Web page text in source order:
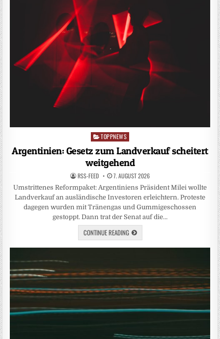
Posted
TOPPNEWS
Argentinien: Gesetz zum Landverkauf scheitert
weitgehend
RSS-FEED 7. AUGUST 2026
Umstrittenes Reformpaket: Argentiniens Präsident Milei wollte
Landverkauf an ausländische Investoren erleichtern. Proteste
dagegen wurden mit Tränengas und Gummigeschossen
gestoppt. Dann trat der Senat auf die…
CONTINUE READING